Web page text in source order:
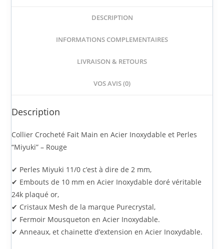
DESCRIPTION
INFORMATIONS COMPLEMENTAIRES
LIVRAISON & RETOURS
VOS AVIS (0)
Description
Collier Crocheté Fait Main en Acier Inoxydable et Perles
“Miyuki” – Rouge
✔ Perles Miyuki 11/0 c’est à dire de 2 mm,
✔ Embouts de 10 mm enAcier Inoxydable doré véritable
24k plaqué or,
✔ Cristaux Mesh de la marque Purecrystal,
✔ Fermoir Mousqueton enAcier Inoxydable.
✔ Anneaux, et chainette d’extension enAcier Inoxydable.